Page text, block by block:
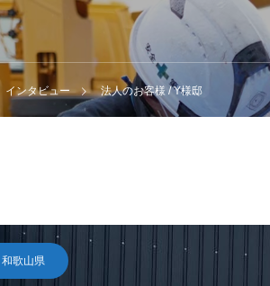
インタビュー 法人のお客様 / Y様邸
和歌山県